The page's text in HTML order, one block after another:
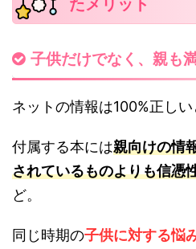
たメリット
子供だけでなく、親も
ネットの情報は100%正しい
付属する本には親向けの情
されているものよりも信憑
ど。
同じ時期の子供に対する悩